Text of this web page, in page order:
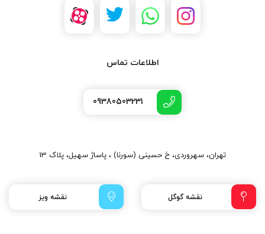
اطلاعات تماس
09380503231
تهران، سهروردی، خ حسینی (سورنا) ، پاساژ سهیل، پلاک 13
نقشه گوگل نقشه ویز